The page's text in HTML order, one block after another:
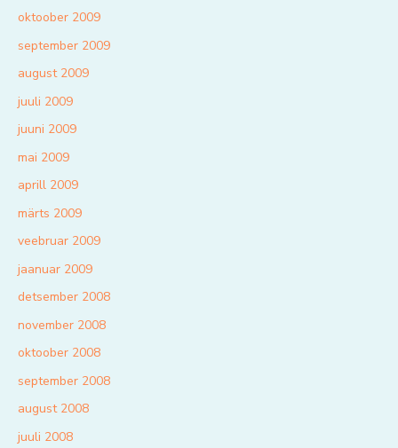
oktoober 2009
september 2009
august 2009
juuli 2009
juuni 2009
mai 2009
aprill 2009
märts 2009
veebruar 2009
jaanuar 2009
detsember 2008
november 2008
oktoober 2008
september 2008
august 2008
juuli 2008